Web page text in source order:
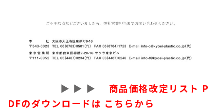
▶︎ ▶︎ ▶︎ 商品価格改定リスト P
DFのダウンロードは こちらから